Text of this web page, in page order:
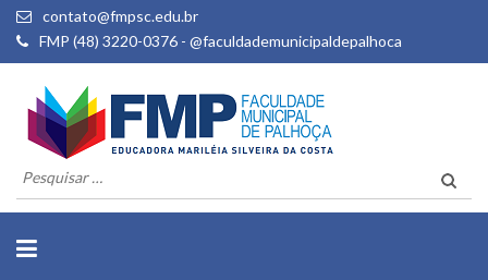
contato@fmpsc.edu.br
FMP (48) 3220-0376 - @faculdademunicipaldepalhoca
Pesquisar
por: